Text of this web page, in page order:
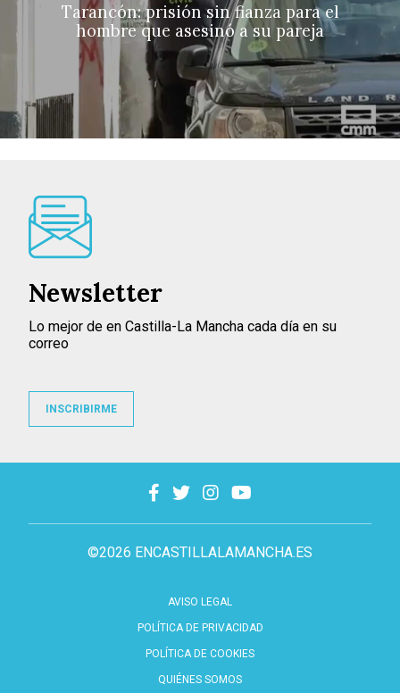
Tarancón: prisión sin fianza para el
hombre que asesinó a su pareja
©2026 ENCASTILLALAMANCHA.ES
AVISO LEGAL
POLÍTICA DE PRIVACIDAD
POLÍTICA DE COOKIES
QUIÉNES SOMOS
Newsletter
Lo mejor de en Castilla-La Mancha cada día en su
correo
INSCRIBIRME